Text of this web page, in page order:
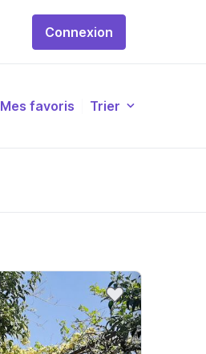
Connexion
Mes favoris Trier